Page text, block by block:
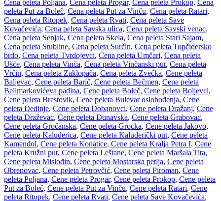
Cena peleta Poljana, Cena peleta Progar, Cena peleta Prokop, Cena
peleta Put za Boleč, Cena peleta Put za Vinču, Cena peleta Ratari,
Cena peleta Ritopek, Cena peleta Rvati, Cena peleta Save
Kovačevića, Cena peleta Savska ulica, Cena peleta Savski venac,
Cena peleta Senjak, Cena peleta Skela, Cena peleta Stari Sajam,
Cena peleta Stubline, Cena peleta Surčin, Cena peleta Topčidersko
brdo, Cena peleta Tvrdojevci, Cena peleta Umčari, Cena peleta
Ušće, Cena peleta Vinča, Cena peleta Vinčanski put, Cena peleta
Vrčin, Cena peleta Zaklopača, Cena peleta Zvečka, Cene peleta
Baljevac, Cene peleta Barič, Cene peleta Bečmen, Cene peleta
Belimarkovićeva padina, Cene peleta Boleč, Cene peleta Boljevci,
Cene peleta Brestovik, Cene peleta Bulevar oslobođenja, Cene
peleta Dedinje, Cene peleta Dobanovci, Cene peleta Dražanj, Cene
peleta Draževac, Cene peleta Dunavska, Cene peleta Grabovac,
Cene peleta Gročanska, Cene peleta Grocka, Cene peleta Jakovo,
Cene peleta Kaluđerica, Cene peleta Kaluđerički put, Cene peleta
Kamendol, Cene peleta Konatice, Cene peleta Kralja Petra I, Cene
peleta Kružni put, Cene peleta Leštane, Cene peleta Maršala Tita,
Cene peleta Mislođin, Cene peleta Mostarska petlja, Cene peleta
Obrenovac, Cene peleta Petrovčić, Cene peleta Piroman, Cene
peleta Poljana, Cene peleta Progar, Cene peleta Prokop, Cene peleta
Put za Boleč, Cene peleta Put za Vinču, Cene peleta Ratari, Cene
peleta Ritopek, Cene peleta Rvati, Cene peleta Save Kovačevića,